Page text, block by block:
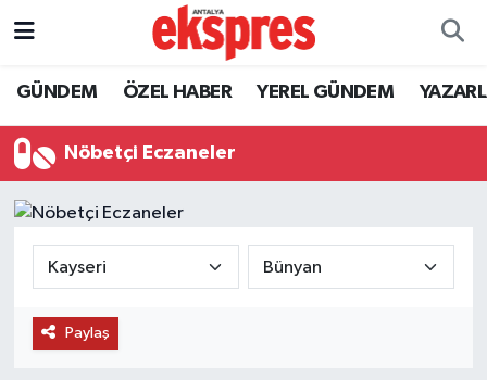
GÜNDEM ÖZEL HABER YEREL GÜNDEM
Nöbetçi Eczaneler
Paylaş
ÖZEL HABER
EKONOMİ
Nöbetçi Eczaneler
Süper Lig Puan Durumu ve Fikstür